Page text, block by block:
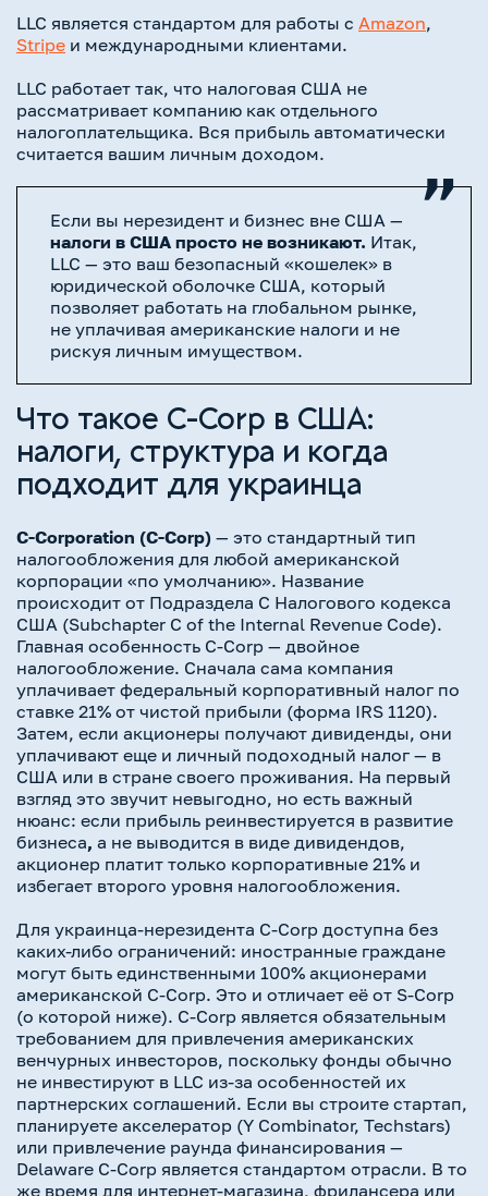
LLC является стандартом для работы с Amazon,
Stripe и международными клиентами.
LLC работает так, что налоговая США не
рассматривает компанию как отдельного
налогоплательщика. Вся прибыль автоматически
считается вашим личным доходом.
Если вы нерезидент и бизнес вне США —
налоги в США просто не возникают. Итак,
LLC — это ваш безопасный «кошелек» в
юридической оболочке США, который
позволяет работать на глобальном рынке,
не уплачивая американские налоги и не
рискуя личным имуществом.
Что такое C-Corp в США:
налоги, структура и когда
подходит для украинца
C-Corporation (C-Corp) — это стандартный тип
налогообложения для любой американской
корпорации «по умолчанию». Название
происходит от Подраздела C Налогового кодекса
США (Subchapter C of the Internal Revenue Code).
Главная особенность C-Corp — двойное
налогообложение. Сначала сама компания
уплачивает федеральный корпоративный налог по
ставке 21% от чистой прибыли (форма IRS 1120).
Затем, если акционеры получают дивиденды, они
уплачивают еще и личный подоходный налог — в
США или в стране своего проживания. На первый
взгляд это звучит невыгодно, но есть важный
нюанс: если прибыль реинвестируется в развитие
бизнеса, а не выводится в виде дивидендов,
акционер платит только корпоративные 21% и
избегает второго уровня налогообложения.
Для украинца-нерезидента C-Corp доступна без
каких-либо ограничений: иностранные граждане
могут быть единственными 100% акционерами
американской C-Corp. Это и отличает её от S-Corp
(о которой ниже). C-Corp является обязательным
требованием для привлечения американских
венчурных инвесторов, поскольку фонды обычно
не инвестируют в LLC из-за особенностей их
партнерских соглашений. Если вы строите стартап,
планируете акселератор (Y Combinator, Techstars)
или привлечение раунда финансирования —
Delaware C-Corp является стандартом отрасли. В то
же время для интернет-магазина, фрилансера или